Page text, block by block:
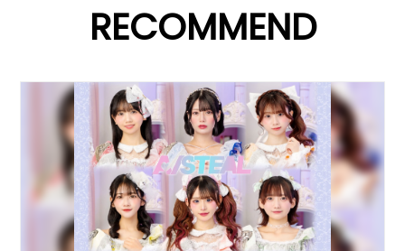
RECOMMEND